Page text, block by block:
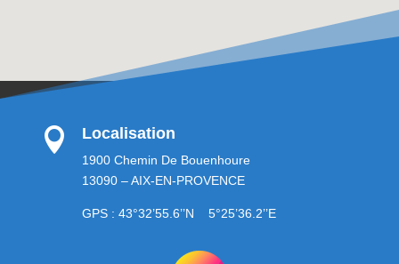
 Localisation
1900 Chemin De Bouenhoure
13090 – AIX-EN-PROVENCE
GPS : 43°32’55.6’’N 5°25’36.2’’E